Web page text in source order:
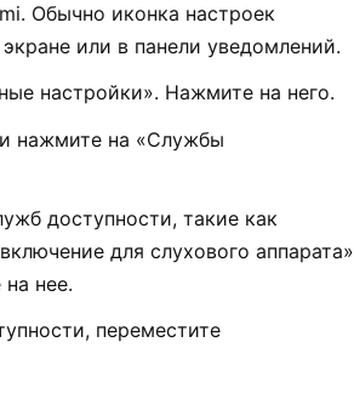
Обычно иконка настроек
или в панели уведомлений.
настройки». Нажмите на него.
нажмите на «Службы
доступности, такие как
для слухового аппарата»
нее.
переместите